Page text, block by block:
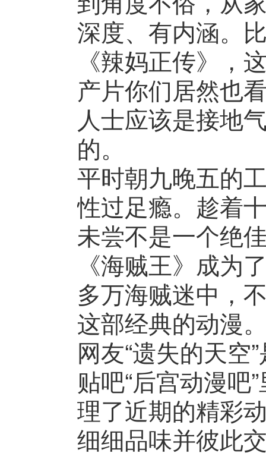
深度、有内涵。
《辣妈正传》，
产片你们居然也
人士应该是接地
的。
平时朝九晚五的
性过足瘾。趁着
未尝不是一个绝
《海贼王》成为
多万海贼迷中，
这部经典的动漫
网友“遗失的天空
贴吧“后宫动漫吧
理了近期的精彩
细细品味并彼此